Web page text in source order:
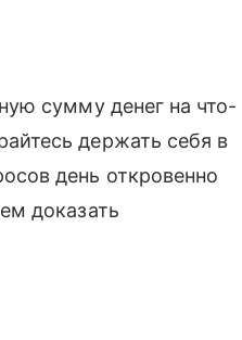
сумму денег на что-
держать себя в
день откровенно
доказать